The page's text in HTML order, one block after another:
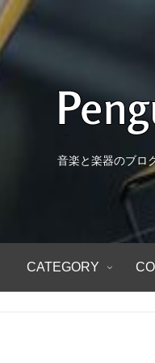
音楽と楽器のブロ
CATEGORY